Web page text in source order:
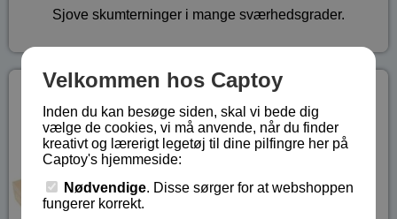
Sjove skumterninger i mange sværhedsgrader.
Velkommen hos Captoy
Inden du kan besøge siden, skal vi bede dig
vælge de cookies, vi må anvende, når du finder
kreativt og lærerigt legetøj til dine pilfingre her på
Captoy's hjemmeside:
Nødvendige. Disse sørger for at webshoppen
fungerer korrekt.